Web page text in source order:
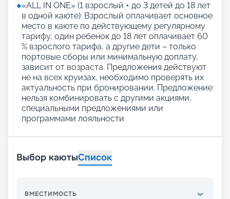
●«АLL IN ONE» (1 взрослый + до 3 детей до 18 лет
в одной каюте): Взрослый оплачивает основное
место в каюте по действующему регулярному
тарифу, один ребенок до 18 лет оплачивает 60
% взрослого тарифа, а другие дети – только
портовые сборы или минимальную доплату,
зависит от возраста. Предложения действуют
не на всех круизах, необходимо проверять их
актуальность при бронировании. Предложение
нельзя комбинировать с другими акциями,
специальными предложениями или
программами лояльности
Выбор каютыСписок
ВМЕСТИМОСТЬ